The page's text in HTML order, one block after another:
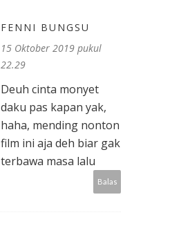
FENNI BUNGSU
15 Oktober 2019 pukul
22.29
Deuh cinta monyet
daku pas kapan yak,
haha, mending nonton
film ini aja deh biar gak
terbawa masa lalu
Balas